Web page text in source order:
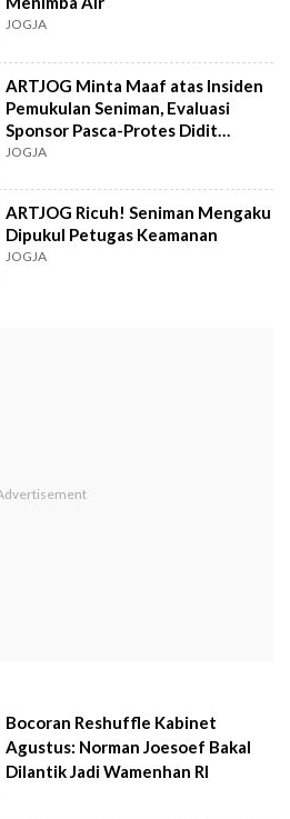
JOGJA
ARTJOG Minta Maaf atas Insiden
Pemukulan Seniman, Evaluasi
Sponsor Pasca-Protes Didit
Foundation
JOGJA
ARTJOG Ricuh! Seniman Mengaku
Dipukul Petugas Keamanan
JOGJA
Bocoran Reshuffle Kabinet
Agustus: Norman Joesoef Bakal
Dilantik Jadi Wamenhan RI